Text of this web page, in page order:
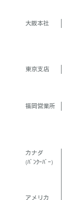
大阪本社
東京支店
福岡営業所
カナダ
(ﾊﾞﾝｸｰﾊﾞｰ)
アメリカ